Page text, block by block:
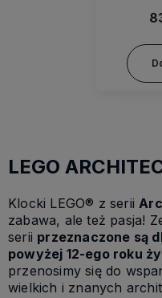
LEGO
Klocki LEGO® z serii
zabawa, ale też pasja!
serii przeznaczone są
powyżej 12-ego roku
przenosimy się do
wielkich i znanych